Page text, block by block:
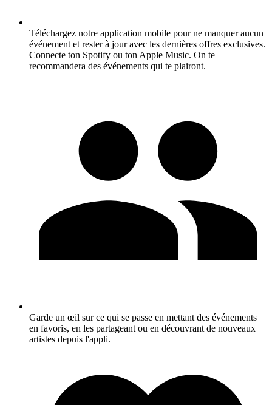
Téléchargez notre application mobile pour ne manquer aucun
événement et rester à jour avec les dernières offres exclusives.
Connecte ton Spotify ou ton Apple Music. On te
recommandera des événements qui te plairont.
Garde un œil sur ce qui se passe en mettant des événements
en favoris, en les partageant ou en découvrant de nouveaux
artistes depuis l'appli.